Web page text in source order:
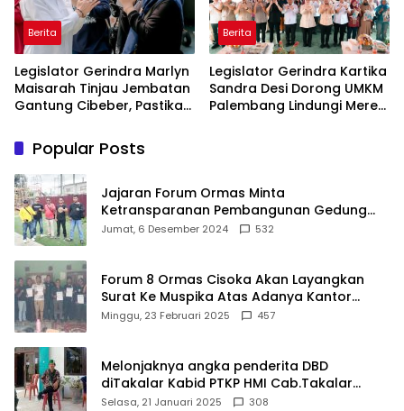
Berita
Legislator Gerindra Marlyn
Maisarah Tinjau Jembatan
Gantung Cibeber, Pastikan
Berita
Legislator Gerindra Kartika
Sandra Desi Dorong UMKM
Palembang Lindungi Merek
Popular Posts
Jajaran Forum Ormas Minta
Ketransparanan Pembangunan Gedung
Damkar Di Kecamatan Cisoka
Jumat, 6 Desember 2024 532
Forum 8 Ormas Cisoka Akan Layangkan
Surat Ke Muspika Atas Adanya Kantor
Matel di Cisoka
Minggu, 23 Februari 2025 457
Melonjaknya angka penderita DBD
diTakalar Kabid PTKP HMI Cab.Takalar
angkat bicara
Selasa, 21 Januari 2025 308